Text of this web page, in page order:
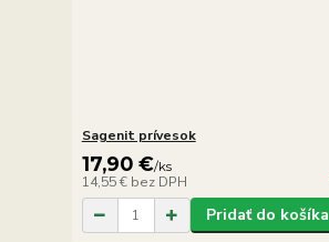
Sagenit prívesok
17,90 €/ks
14,55 € bez DPH
Pridať do košíka